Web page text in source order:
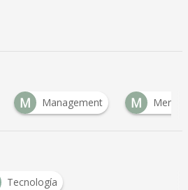
M Management M
Tecnología